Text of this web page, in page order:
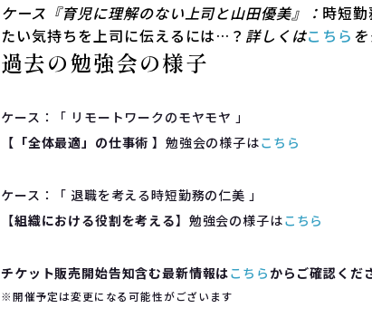
ケース『育児に理解のない上司と山田優美』： 時短
たい気持ちを上司に伝えるには…？ 詳しくはこちら
過去の勉強会の様子
ケース：「 リモートワークのモヤモヤ 」
【 「全体最適」の仕事術】勉強会の様子はこちら
ケース：「 退職を考える時短勤務の仁美 」
【組織における役割を考える】勉強会の様子はこちら
チケット販売開始告知含む最新情報はこちら からご確認くだ
※開催予定は変更になる可能性がございます